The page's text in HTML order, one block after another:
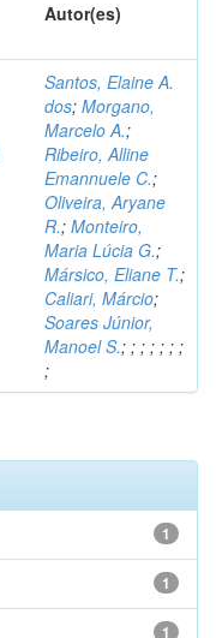
Autor(es)
Santos, Elaine A.
dos; Morgano,
Marcelo A.;
Ribeiro, Alline
Emannuele C.;
Oliveira, Aryane
R.; Monteiro,
Maria Lúcia G.;
Mársico, Eliane T.;
Caliari, Márcio;
Soares Júnior,
Manoel S.; ; ; ; ; ; ;
;
1
1
1